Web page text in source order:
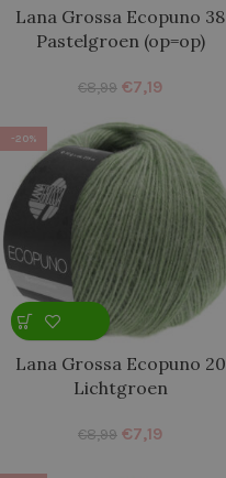
Lana Grossa Ecopuno 38
Pastelgroen (op=op)
€8,99 €7,19
-20%
Lana Grossa Ecopuno 20
Lichtgroen
€8,99 €7,19